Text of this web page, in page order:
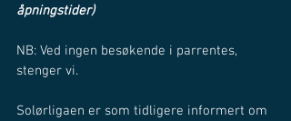
åpningstider)
NB: Ved ingen besøkende i parrentes,
stenger vi.
Solørligaen er som tidligere informert om